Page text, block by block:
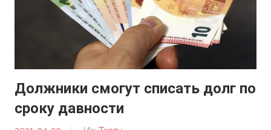
Должники смогут списать долг по
сроку давности